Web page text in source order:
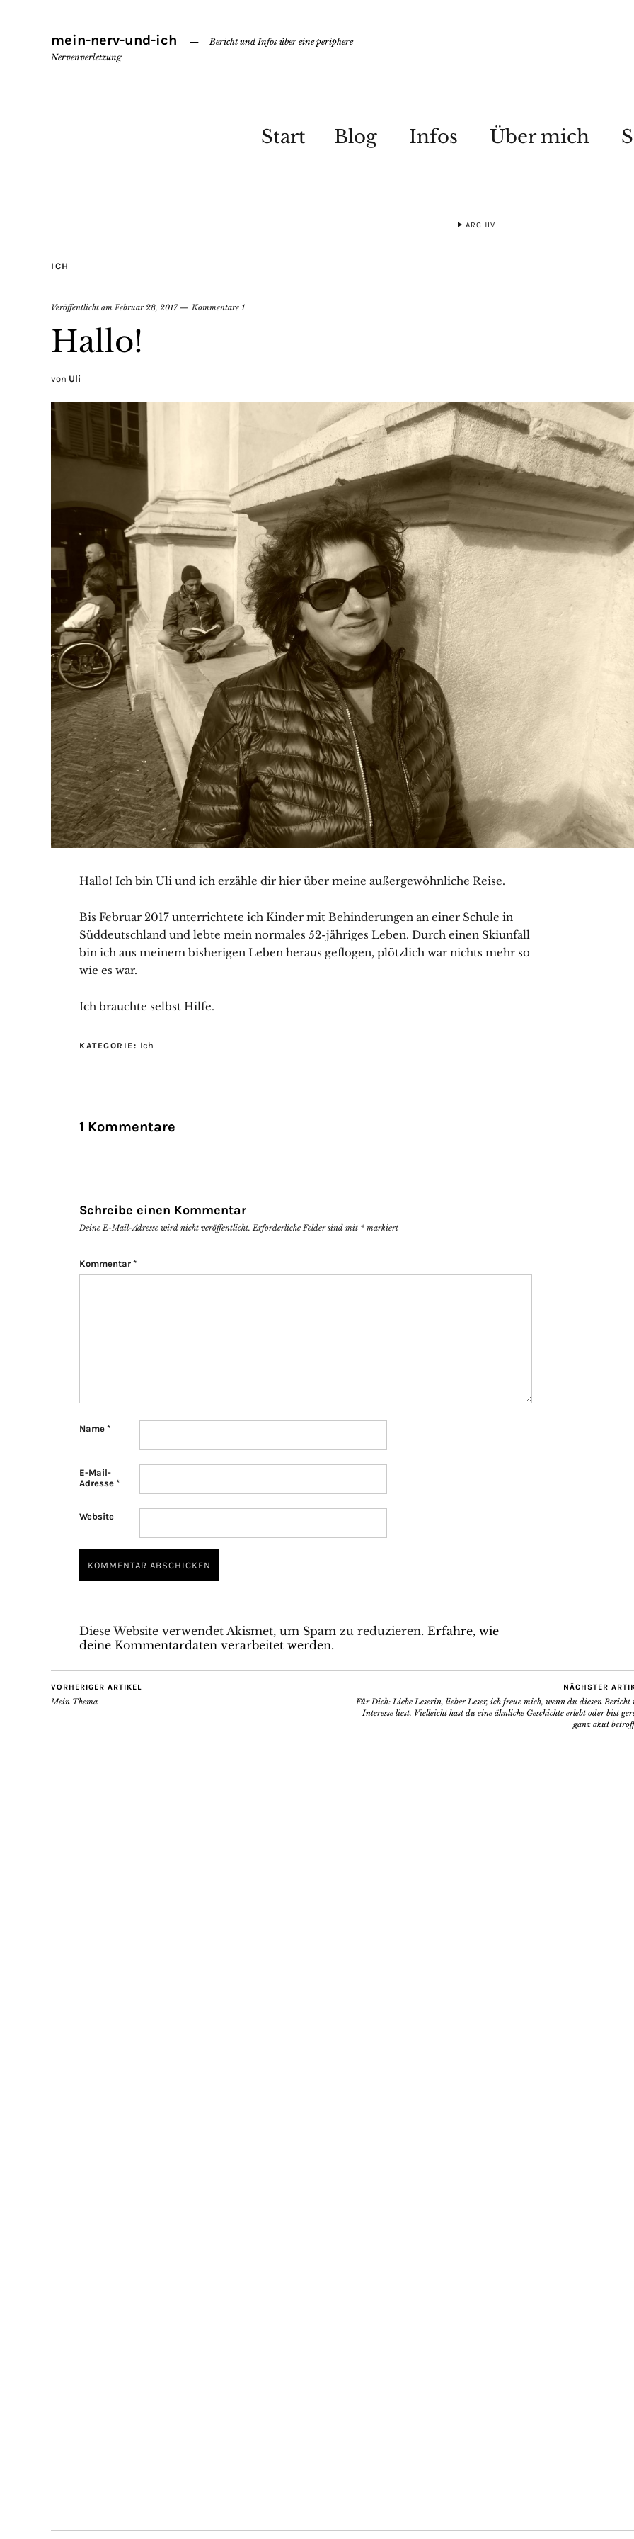
mein-nerv-und-ich
Bericht und Infos über eine periphere
Nervenverletzung
Start Blog Infos Über mich
ARCHIV
ICH
Veröffentlicht am Februar 28, 2017 Kommentare 1
Hallo!
von Uli
Hallo! Ich bin Uli und ich erzähle dir hier über meine außergewöhnliche Reise.
Bis Februar 2017 unterrichtete ich Kinder mit Behinderungen an einer Schule in
Süddeutschland und lebte mein normales 52-jähriges Leben. Durch einen Skiunfall
bin ich aus meinem bisherigen Leben heraus geflogen, plötzlich war nichts mehr so
wie es war.
Ich brauchte selbst Hilfe.
KATEGORIE: Ich
1 Kommentare
Schreibe einen Kommentar
Deine E-Mail-Adresse wird nicht veröffentlicht. Erforderliche Felder sind mit * markiert
Kommentar *
Name *
E-Mail-
Adresse *
Website
Diese Website verwendet Akismet, um Spam zu reduzieren. Erfahre, wie
deine Kommentardaten verarbeitet werden.
VORHERIGER ARTIKEL
Mein Thema
NÄCHSTER
Für Dich: Liebe Leserin, lieber Leser, ich freue mich, wenn du diesen Bericht
Interesse liest. Vielleicht hast du eine ähnliche Geschichte erlebt oder bist
ganz akut